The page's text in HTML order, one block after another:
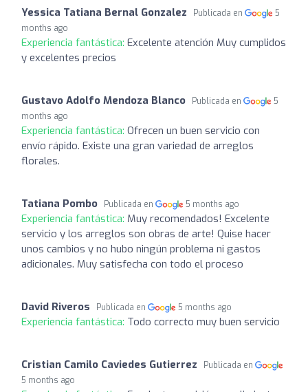
Yessica Tatiana Bernal Gonzalez Publicada en
5
months ago
Experiencia fantástica: Excelente atención Muy cumplidos
y excelentes precios
Gustavo Adolfo Mendoza Blanco Publicada en
5
months ago
Experiencia fantástica: Ofrecen un buen servicio con
envío rápido. Existe una gran variedad de arreglos
florales.
Tatiana Pombo Publicada en 5 months ago
Experiencia fantástica: Muy recomendados! Excelente
servicio y los arreglos son obras de arte! Quise hacer
unos cambios y no hubo ningún problema ni gastos
adicionales. Muy satisfecha con todo el proceso
David Riveros Publicada en 5 months ago
Experiencia fantástica: Todo correcto muy buen servicio
Cristian Camilo Caviedes Gutierrez
Publicada en
5 months ago